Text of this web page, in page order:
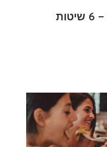
הודעות בהמתנה למסעדה – 6 שיטות